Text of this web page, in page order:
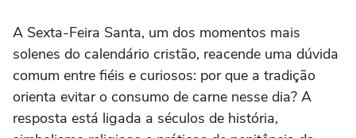
A Sexta-Feira Santa, um dos momentos mais
solenes do calendário cristão, reacende uma dúvida
comum entre fiéis e curiosos: por que a tradição
orienta evitar o consumo de carne nesse dia? A
resposta está ligada a séculos de história,